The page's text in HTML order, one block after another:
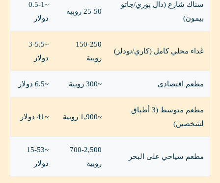
سناك شارع (دال بوري/جاتو
بيمون)
25-50 روبية
~0.5-1
دولار
غداء محلي كامل (كاري/نودلز)
150-250
روبية
~3-5.5
دولار
مطعم اقتصادي ~300 روبية ~6.5 دولار
مطعم متوسط (3 أطباق
لشخصين)
~1,900 روبية ~41 دولار
مطعم سياحي على البحر
700-2,500
روبية
~15-53
دولار